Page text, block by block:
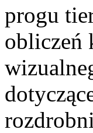
progu
obliczeń